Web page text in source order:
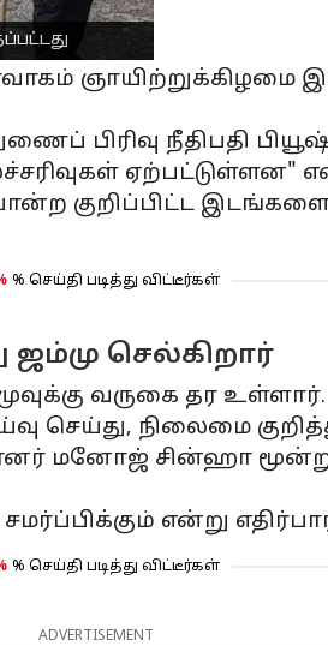
பிரிவு நீதிபதி
ஏற்பட்டுள்ளன"
குறிப்பிட்ட இடங்களை
% செய்தி படித்து விட்டீர்கள்
செல்கிறார்
வருகை தர உள்ளார்.
செய்து, நிலைமை
மனோஜ் சின்ஹா
என்று
% செய்தி படித்து விட்டீர்கள்
ADVERTISEMENT